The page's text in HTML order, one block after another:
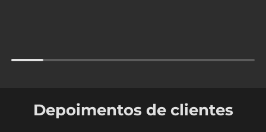
Depoimentos de clientes